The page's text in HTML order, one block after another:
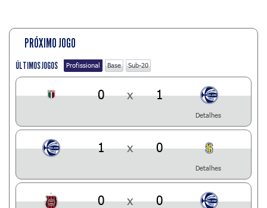
PRÓXIMO JOGO
ÚLTIMOS JOGOS Profissional Base Sub-20
0 x 1
Detalhes
1 x 0
Detalhes
0 x 0